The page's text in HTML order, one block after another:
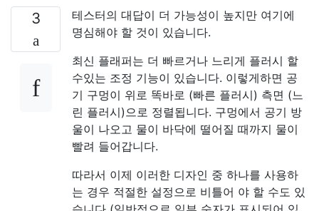
3
테스터의 대답이 더 가능성이 높지만 여기에
명심해야 할 것이 있습니다.
최신 플래퍼는 더 빠르거나 느리게 플러시 할
수있는 조정 기능이 있습니다. 이렇게하면 공
기 구멍이 위로 똑바로 (빠른 플러시) 측면 (느
린 플러시)으로 정렬됩니다. 구멍에서 공기 방
울이 나오고 물이 바닥에 떨어질 때까지 물이
빨려 들어갑니다.
따라서 이제 이러한 디자인 중 하나를 사용하
는 경우 적절한 설정으로 비틀어 야 할 수도 있